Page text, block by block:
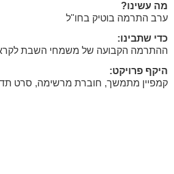
מה עשינו?
ערב התרמה בוטיק בחו"ל
כדי שתבינו:
ההתרמה הקבועה של משמחי השבת
היקף פרויקט:
קמפיין מתמשך, חוברת מרשימה, סרט